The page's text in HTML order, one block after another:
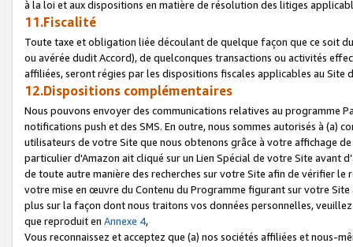
à la loi et aux dispositions en matière de résolution des litiges
11.Fiscalité
Toute taxe et obligation liée découlant de quelque façon que ce soit
ou avérée dudit Accord), de quelconques transactions ou activités
affiliées, seront régies par les dispositions fiscales applicables au Site
12.Dispositions complémentaires
Nous pouvons envoyer des communications relatives au programme
notifications push et des SMS. En outre, nous sommes autorisés à
utilisateurs de votre Site que nous obtenons grâce à votre affichage
particulier d'Amazon ait cliqué sur un Lien Spécial de votre Site avant
de toute autre manière des recherches sur votre Site afin de vérifier
votre mise en œuvre du Contenu du Programme figurant sur votre
plus sur la façon dont nous traitons vos données personnelles,
que reproduit en Annexe 4,
Vous reconnaissez et acceptez que (a) nos sociétés affiliées et nous-